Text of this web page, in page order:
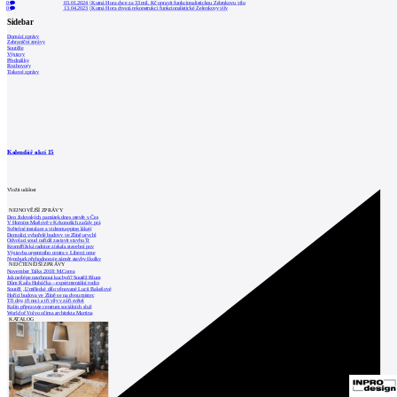
0
03.01.2024 |Kutná Hora chce za 33 mil. Kč opravit funkcionalistickou Zelenkovu vilu
0
13.04.2023 |Kutná Hora chystá rekonstrukci funkcionalistické Zelenkovy vily
Sidebar
Domácí zprávy
Zahraniční zprávy
Soutěže
Výstavy
Přednášky
Rozhovory
Tiskové zprávy
Kalendář akcí 15
Vložit událost
NEJNOVĚJŠÍ ZPRÁVY
Den židovských památek dnes otevře v Čes
V Horním Maršově v Krkonoších začaly prá
Světelné instalace a videomapping lákají
Demolici vyhořelé budovy ve Zlíně urychl
Odvolací soud nařídil zastavit stavbu Tr
Kroměřížská radnice získala stavební pov
Výstavba urgentního centra v Liberci ome
Nymburk přehodnocuje záměr stavby školky
NEJČTENĚJŠÍ ZPRÁVY
November Talks 2018: M.Corea
Jak nejlépe navrhnout kuchyň? Soutěž Blum
Dům Karla Hubáčka – experimentální rodin
Soutěž „Umělecké dílo věnované Lucii Bakešové
Hořící budova ve Zlíně se na dvou místec
Tři dny, tři noci a tři vily v záři světel
Kolín připravuje centrum sociálních služ
World of Volvo očima architekta Martina
KATALOG